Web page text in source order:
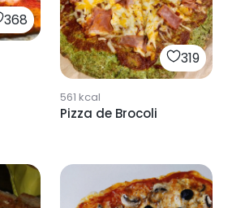
368
319
561 kcal
Pizza de Brocoli